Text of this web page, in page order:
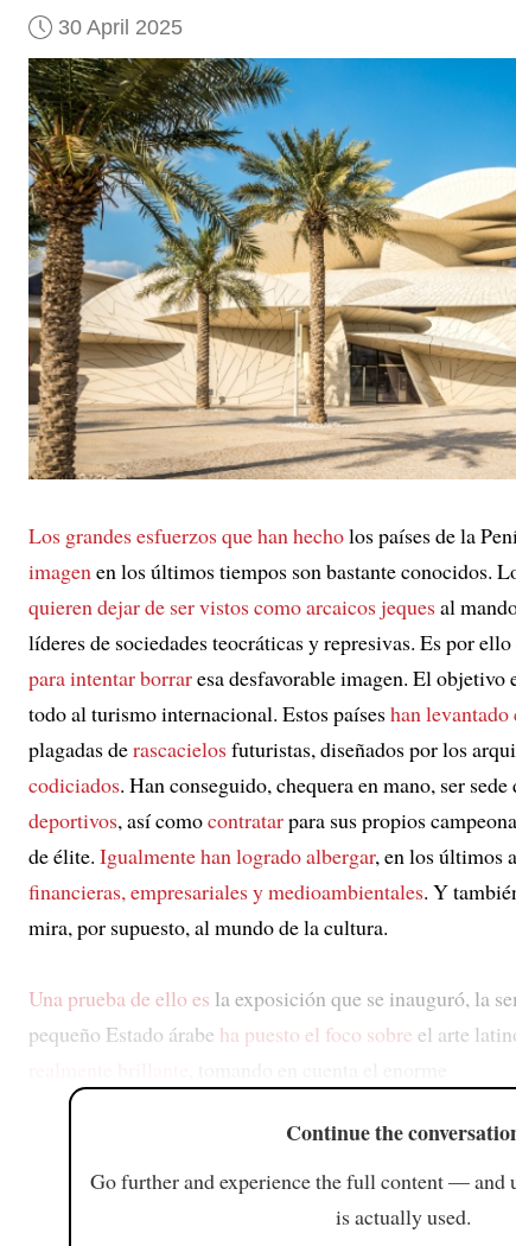
30 April 2025
Los grandes esfuerzos que han hecholos países de la
imagen en los últimos tiempos son bastante conocidos.
quieren dejar de ser vistos como arcaicos jequesal
líderes de sociedades teocráticas y represivas. Es por
para intentar borraresa desfavorable imagen. El objetivo
todo al turismo internacional. Estos paíseshan
plagadas derascacielosfuturistas, diseñados por los
codiciados. Han conseguido, chequera en mano, ser
deportivos, así comocontratarpara sus propios
de élite. Igualmente han logrado albergar, en los últimos
financieras, empresariales y medioambientales. Y
mira, por supuesto, al mundo de la cultura.
Una prueba de ello es la exposición que se inauguró, la
pequeño Estado árabe ha puesto el foco sobre el arte
Continue the
Go further and experience the full content — and
is actually used.